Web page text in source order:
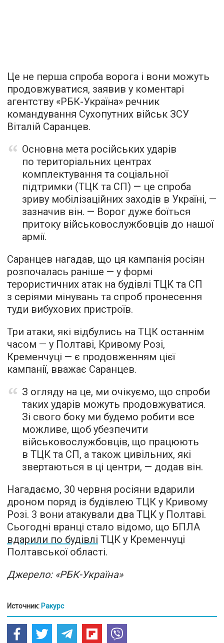
Це не перша спроба ворога і вони можуть
продовжуватися, заявив у коментарі
агентству «РБК-Україна» речник
командування Сухопутних військ ЗСУ
Віталій Саранцев.
Основна мета російських ударів
по територіальних центрах
комплектування та соціальної
підтримки (ТЦК та СП) — це спроба
зриву мобілізаційних заходів в Україні, —
зазначив він. — Ворог дуже боїться
притоку військовослужбовців до нашої
армії.
Саранцев нагадав, що ця кампанія росіян
розпочалась раніше — у формі
терористичних атак на будівлі ТЦК та СП
з серіями мінувань та спроб пронесення
туди вибухових пристроїв.
Три атаки, які відбулись на ТЦК останнім
часом — у Полтаві, Кривому Розі,
Кременчуці — є продовженням цієї
кампанії, вважає Саранцев.
З огляду на це, ми очікуємо, що спроби
таких ударів можуть продовжуватися.
Зі свого боку ми будемо робити все
можливе, щоб убезпечити
військовослужбовців, що працюють
в ТЦК та СП, а також цивільних, які
звертаються в ці центри, — додав він.
Нагадаємо, 30 червня росіяни вдарили
дроном поряд із будівлею ТЦК у Кривому
Розі. 3 вони атакували два ТЦК у Полтаві.
Сьогодні вранці стало відомо, що БПЛА
вдарили по будівлі ТЦК у Кременчуці
Полтавської області.
Джерело: «РБК-Україна»
Источник: Ракурс